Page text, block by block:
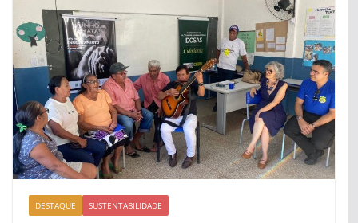
DESTAQUE SUSTENTABILIDADE